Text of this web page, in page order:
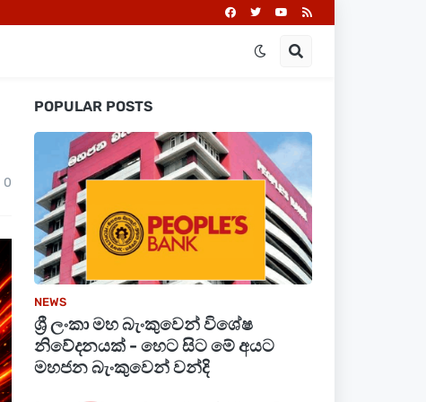
0
POPULAR POSTS
NEWS
ශ්‍රී ලංකා මහ බැංකුවෙන් විශේෂ
නිවේදනයක් - හෙට සිට මේ අයට
මහජන බැංකුවෙන් වන්දි